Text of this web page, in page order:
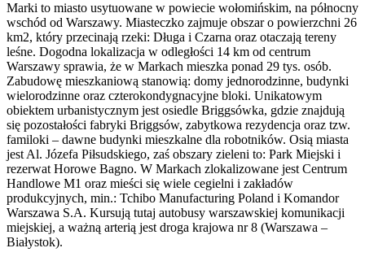
Marki to miasto usytuowane w powiecie wołomińskim, na północny
wschód od Warszawy. Miasteczko zajmuje obszar o powierzchni 26
km2, który przecinają rzeki: Długa i Czarna oraz otaczają tereny
leśne. Dogodna lokalizacja w odległości 14 km od centrum
Warszawy sprawia, że w Markach mieszka ponad 29 tys. osób.
Zabudowę mieszkaniową stanowią: domy jednorodzinne, budynki
wielorodzinne oraz czterokondygnacyjne bloki. Unikatowym
obiektem urbanistycznym jest osiedle Briggsówka, gdzie znajdują
się pozostałości fabryki Briggsów, zabytkowa rezydencja oraz tzw.
familoki – dawne budynki mieszkalne dla robotników. Osią miasta
jest Al. Józefa Piłsudskiego, zaś obszary zieleni to: Park Miejski i
rezerwat Horowe Bagno. W Markach zlokalizowane jest Centrum
Handlowe M1 oraz mieści się wiele cegielni i zakładów
produkcyjnych, min.: Tchibo Manufacturing Poland i Komandor
Warszawa S.A. Kursują tutaj autobusy warszawskiej komunikacji
miejskiej, a ważną arterią jest droga krajowa nr 8 (Warszawa –
Białystok).